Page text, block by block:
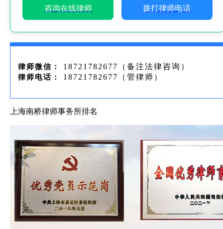
咨询在线律师 拨打律师电话
律师微信： 18721782677（备注法律咨询）
律师电话： 18721782677（管律师）
上海南桥律师事务所排名